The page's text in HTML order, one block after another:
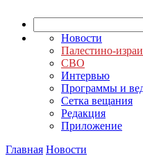
Новости
Палестино-
СВО
Интервью
Программы и
Сетка вещания
Редакция
Приложение
Главная Новости